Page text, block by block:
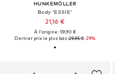
HUNKEMÖLLER
Body 'ESSIE'
21,16 €
À l'origine : 59,90 €
Dernier prix le plus bas :29,95 €-29%